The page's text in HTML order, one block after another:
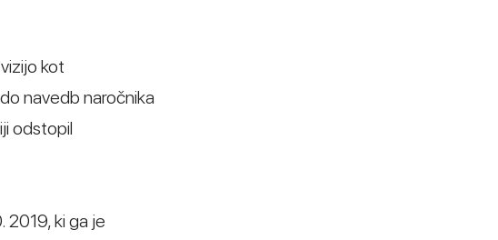
kot
navedb naročnika
odstopil
2019, ki ga je